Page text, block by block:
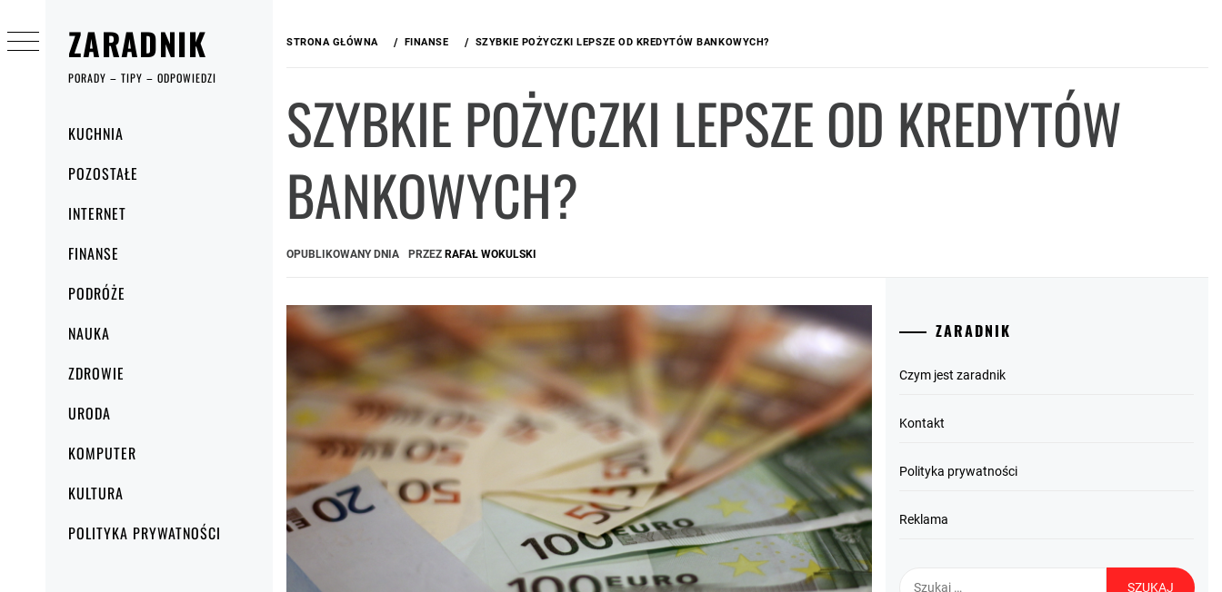
ZARADNIK
PORADY – TIPY – ODPOWIEDZI
główneKUCHNIA
POZOSTAŁE
INTERNET
FINANSE
PODRÓŻE
NAUKA
ZDROWIE
URODA
KOMPUTER
KULTURA
POLITYKA PRYWATNOŚCI
do
treści
STRONA GŁÓWNA FINANSE SZYBKIE POŻYCZKI LEPSZE OD KREDYTÓW BANKOWYCH?
SZYBKIE POŻYCZKI LEPSZE OD KREDYTÓW
BANKOWYCH?
OPUBLIKOWANY DNIA PRZEZ RAFAŁ WOKULSKI
ZARADNIK
Czym jest zaradnik
Kontakt
Polityka prywatności
Reklama